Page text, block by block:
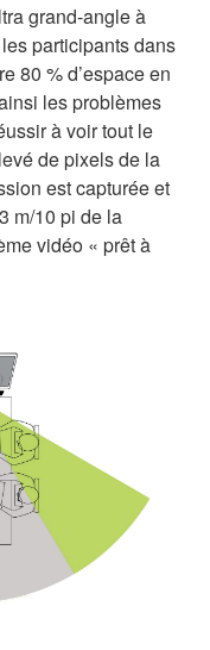
grand-angle à
participants dans
80 % d’espace en
les problèmes
à voir tout le
de pixels de la
est capturée et
m/10 pi de la
vidéo « prêt à